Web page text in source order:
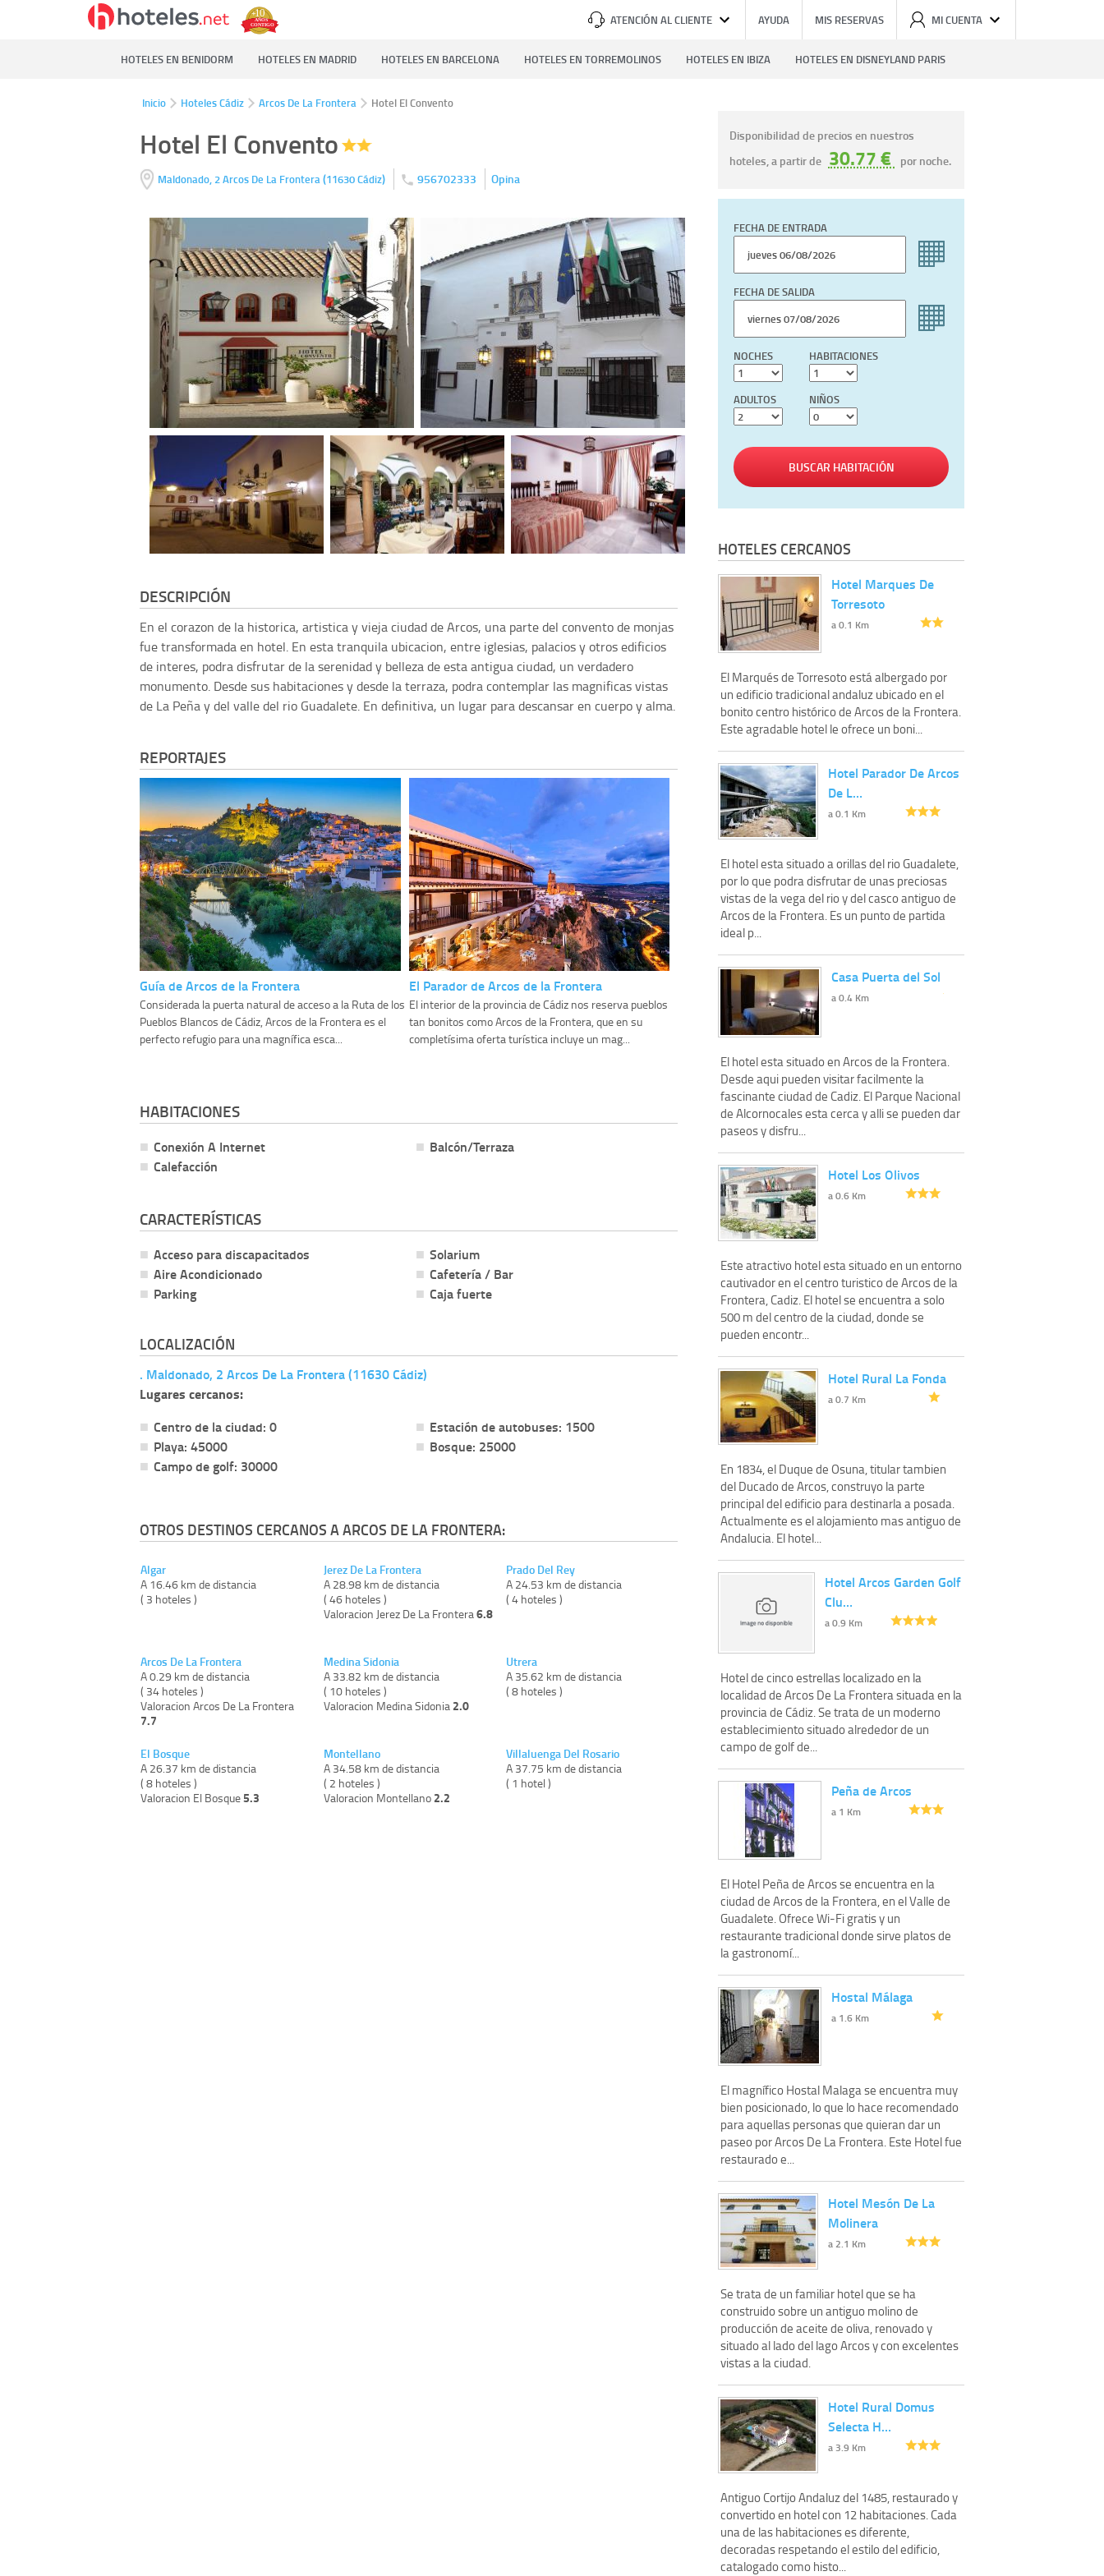
ATENCIÓN AL CLIENTE AYUDA MIS RESERVAS MI CUENTA
HOTELES EN BENIDORM HOTELES EN MADRID HOTELES EN BARCELONA HOTELES EN TORREMOLINOS HOTELES EN IBIZA HOTELES EN DISNEYLAND PARIS
Inicio Hoteles Cádiz Arcos De La Frontera Hotel El Convento
Hotel El Convento
Maldonado, 2Arcos De La Frontera(11630Cádiz) 956702333 Opina
DESCRIPCIÓN
En el corazon de la historica, artistica y vieja ciudad de Arcos, una parte del convento de monjas
fue transformada en hotel. En esta tranquila ubicacion, entre iglesias, palacios y otros edificios
de interes, podra disfrutar de la serenidad y belleza de esta antigua ciudad, un verdadero
monumento. Desde sus habitaciones y desde la terraza, podra contemplar las magnificas vistas
de La Peña y del valle del rio Guadalete. En definitiva, un lugar para descansar en cuerpo y alma.
REPORTAJES
Guía de Arcos de la Frontera
Considerada la puerta natural de acceso a la Ruta de los
Pueblos Blancos de Cádiz, Arcos de la Frontera es el
perfecto refugio para una magnífica esca...
El Parador de Arcos de la Frontera
El interior de la provincia de Cádiz nos reserva pueblos
tan bonitos como Arcos de la Frontera, que en su
completísima oferta turística incluye un mag...
HABITACIONES
Conexión A Internet
Calefacción
Balcón/Terraza
CARACTERÍSTICAS
Acceso para discapacitados
Aire Acondicionado
Parking
Solarium
Cafetería / Bar
Caja fuerte
LOCALIZACIÓN
. Maldonado, 2 Arcos De La Frontera (11630 Cádiz)
Lugares cercanos:
Centro de la ciudad: 0
Playa: 45000
Campo de golf: 30000
Estación de autobuses: 1500
Bosque: 25000
OTROS DESTINOS CERCANOS A ARCOS DE LA FRONTERA:
Algar
A 16.46 km de distancia
( 3 hoteles )
Arcos De La Frontera
A 0.29 km de distancia
( 34 hoteles )
Valoracion Arcos De La Frontera
7.7
El Bosque
A 26.37 km de distancia
( 8 hoteles )
Valoracion El Bosque5.3
Jerez De La Frontera
A 28.98 km de distancia
( 46 hoteles )
Valoracion Jerez De La Frontera 6.8
Medina Sidonia
A 33.82 km de distancia
( 10 hoteles )
Valoracion Medina Sidonia 2.0
Montellano
A 34.58 km de distancia
( 2 hoteles )
Valoracion Montellano 2.2
Prado Del Rey
A 24.53 km de distancia
( 4 hoteles )
Utrera
A 35.62 km de distancia
( 8 hoteles )
Villaluenga Del Rosario
A 37.75 km de distancia
( 1 hotel )
Disponibilidad de precios en nuestros
hoteles, a partir de 30.77 € por noche.
FECHA DE ENTRADA
FECHA DE SALIDA
NOCHES HABITACIONES
ADULTOS NIÑOS
BUSCAR HABITACIÓN
HOTELES CERCANOS
Hotel Marques De
Torresoto
a 0.1 Km
El Marqués de Torresoto está albergado por
un edificio tradicional andaluz ubicado en el
bonito centro histórico de Arcos de la Frontera.
Este agradable hotel le ofrece un boni...
Hotel Parador De Arcos
De L…
a 0.1 Km
El hotel esta situado a orillas del rio Guadalete,
por lo que podra disfrutar de unas preciosas
vistas de la vega del rio y del casco antiguo de
Arcos de la Frontera. Es un punto de partida
ideal p...
Casa Puerta del Sol
a 0.4 Km
El hotel esta situado en Arcos de la Frontera.
Desde aqui pueden visitar facilmente la
fascinante ciudad de Cadiz. El Parque Nacional
de Alcornocales esta cerca y alli se pueden dar
paseos y disfru...
Hotel Los Olivos
a 0.6 Km
Este atractivo hotel esta situado en un entorno
cautivador en el centro turistico de Arcos de la
Frontera, Cadiz. El hotel se encuentra a solo
500 m del centro de la ciudad, donde se
pueden encontr...
Hotel Rural La Fonda
a 0.7 Km
En 1834, el Duque de Osuna, titular tambien
del Ducado de Arcos, construyo la parte
principal del edificio para destinarla a posada.
Actualmente es el alojamiento mas antiguo de
Andalucia. El hotel...
Hotel Arcos Garden Golf
Clu…
a 0.9 Km
Hotel de cinco estrellas localizado en la
localidad de Arcos De La Frontera situada en la
provincia de Cádiz. Se trata de un moderno
establecimiento situado alrededor de un
campo de golf de...
Peña de Arcos
a 1 Km
El Hotel Peña de Arcos se encuentra en la
ciudad de Arcos de la Frontera, en el Valle de
Guadalete. Ofrece Wi-Fi gratis y un
restaurante tradicional donde sirve platos de
la gastronomí...
Hostal Málaga
a 1.6 Km
El magnífico Hostal Malaga se encuentra muy
bien posicionado, lo que lo hace recomendado
para aquellas personas que quieran dar un
paseo por Arcos De La Frontera. Este Hotel fue
restaurado e...
Hotel Mesón De La
Molinera
a 2.1 Km
Se trata de un familiar hotel que se ha
construido sobre un antiguo molino de
producción de aceite de oliva, renovado y
situado al lado del lago Arcos y con excelentes
vistas a la ciudad.
Hotel Rural Domus
Selecta H…
a 3.9 Km
Antiguo Cortijo Andaluz del 1485, restaurado y
convertido en hotel con 12 habitaciones. Cada
una de las habitaciones es diferente,
decoradas respetando el estilo del edificio,
catalogado como histo...